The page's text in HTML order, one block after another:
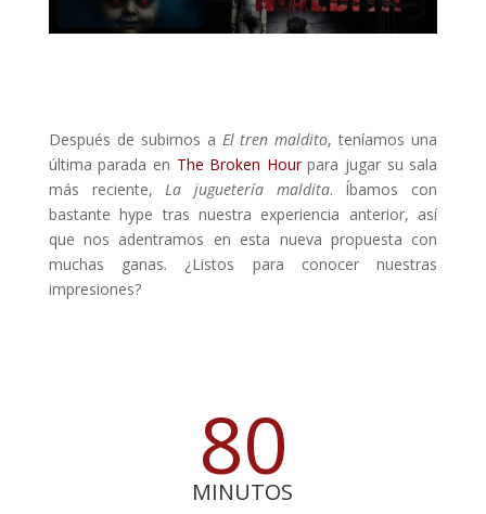
Después de subirnos a El tren maldito, teníamos una
última parada en The Broken Hourpara jugar su sala
más reciente, La juguetería maldita. Íbamos con
bastante hype tras nuestra experiencia anterior, así
que nos adentramos en esta nueva propuesta con
muchas ganas. ¿Listos para conocer nuestras
impresiones?
80
MINUTOS